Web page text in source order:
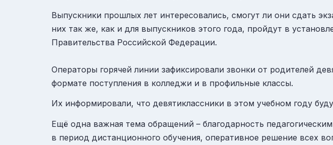
Выпускники прошлых лет интересовались, смогут ли они сдать
них так же, как и для выпускников этого года, пройдут в
Правительства Российской Федерации.
Операторы горячей линии зафиксировали звонки от родителей
формате поступления в колледжи и в профильные классы.
Их информировали, что девятиклассники в этом учебном году
Ещё одна важная тема обращений – благодарность
в период дистанционного обучения, оперативное решение всех